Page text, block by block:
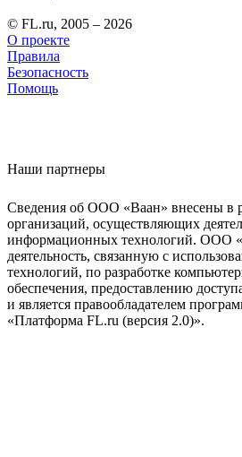
© FL.ru, 2005 – 2026
О проекте
Правила
Безопасность
Помощь
Наши партнеры
Сведения об ООО «Ваан» внесены в
организаций, осуществляющих
информационных технологий. ООО
деятельность, связанную с
технологий, по разработке
обеспечения, предоставлению
и является правообладателем
«Платформа FL.ru (версия 2.0)».